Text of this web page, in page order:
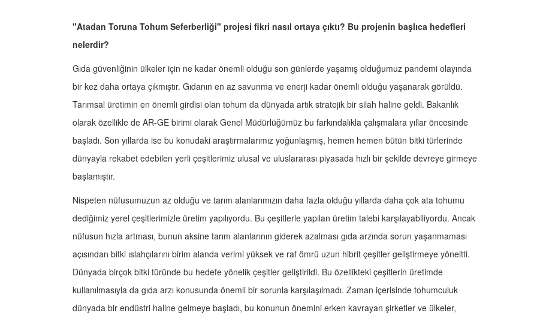
"Atadan Toruna Tohum Seferberliği" projesi fikri nasıl ortaya çıktı? Bu projenin başlıca hedefleri
nelerdir?
Gıda güvenliğinin ülkeler için ne kadar önemli olduğu son günlerde yaşamış olduğumuz pandemi olayında
bir kez daha ortaya çıkmıştır. Gıdanın en az savunma ve enerji kadar önemli olduğu yaşanarak görüldü.
Tarımsal üretimin en önemli girdisi olan tohum da dünyada artık stratejik bir silah haline geldi. Bakanlık
olarak özellikle de AR-GE birimi olarak Genel Müdürlüğümüz bu farkındalıkla çalışmalara yıllar öncesinde
başladı. Son yıllarda ise bu konudaki araştırmalarımız yoğunlaşmış, hemen hemen bütün bitki türlerinde
dünyayla rekabet edebilen yerli çeşitlerimiz ulusal ve uluslararası piyasada hızlı bir şekilde devreye girmeye
başlamıştır.
Nispeten nüfusumuzun az olduğu ve tarım alanlarımızın daha fazla olduğu yıllarda daha çok ata tohumu
dediğimiz yerel çeşitlerimizle üretim yapılıyordu. Bu çeşitlerle yapılan üretim talebi karşılayabiliyordu. Ancak
nüfusun hızla artması, bunun aksine tarım alanlarının giderek azalması gıda arzında sorun yaşanmaması
açısından bitki ıslahçılarını birim alanda verimi yüksek ve raf ömrü uzun hibrit çeşitler geliştirmeye yöneltti.
Dünyada birçok bitki türünde bu hedefe yönelik çeşitler geliştirildi. Bu özellikteki çeşitlerin üretimde
kullanılmasıyla da gıda arzı konusunda önemli bir sorunla karşılaşılmadı. Zaman içerisinde tohumculuk
dünyada bir endüstri haline gelmeye başladı, bu konunun önemini erken kavrayan şirketler ve ülkeler,